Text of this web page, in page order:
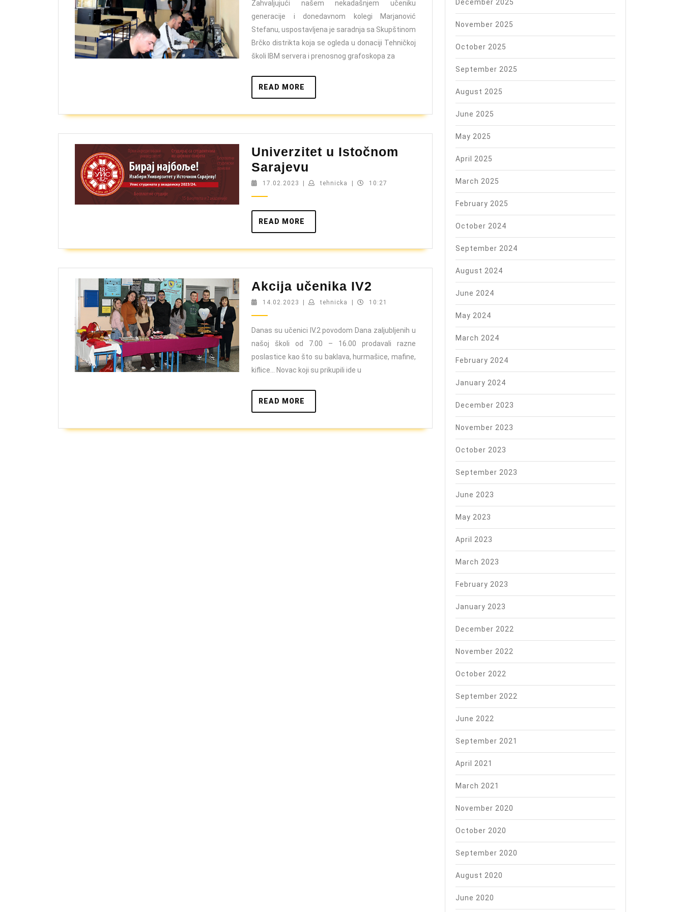
Zahvaljujući našem nekadašnjem učeniku
generacije i donedavnom kolegi Marjanović
Stefanu, uspostavljena je saradnja sa Skupštinom
Brčko distrikta koja se ogleda u donaciji Tehničkoj
školi IBM servera i prenosnog grafoskopa za
READ MORE
MORE
Univerzitet u Istočnom
Sarajevu
u
Sarajevu
17.02.2023 17.02.2023
tehnicka tehnicka10:27
READ MORE
MORE
Akcija učenika IV2
učenika
14.02.2023 14.02.2023
tehnicka tehnicka10:21
Danas su učenici IV.2 povodom Dana zaljubljenih u
našoj školi od 7.00 – 16.00 prodavali razne
poslastice kao što su baklava, hurmašice, mafine,
kiflice… Novac koji su prikupili ide u
READ MORE
MORE
December 2025
November 2025
October 2025
September 2025
August 2025
June 2025
May 2025
April 2025
March 2025
February 2025
October 2024
September 2024
August 2024
June 2024
May 2024
March 2024
February 2024
January 2024
December 2023
November 2023
October 2023
September 2023
June 2023
May 2023
April 2023
March 2023
February 2023
January 2023
December 2022
November 2022
October 2022
September 2022
June 2022
September 2021
April 2021
March 2021
November 2020
October 2020
September 2020
August 2020
June 2020